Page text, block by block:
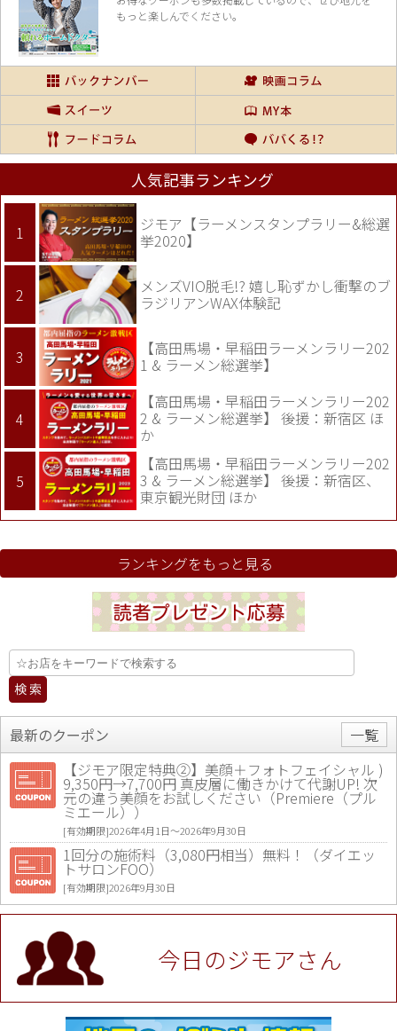
もっと楽しんでください。
人気記事ランキング
ジモア【ラーメンスタンプラリー&総選
挙2020】
メンズVIO脱毛!? 嬉し恥ずかし衝撃のブ
ラジリアンWAX体験記
【高田馬場・早稲田ラーメンラリー202
1 & ラーメン総選挙】
【高田馬場・早稲田ラーメンラリー202
2 & ラーメン総選挙】 後援：新宿区 ほ
か
【高田馬場・早稲田ラーメンラリー202
3 & ラーメン総選挙】 後援：新宿区、
東京観光財団 ほか
ランキングをもっと見る
最新のクーポン
一覧
【ジモア限定特典②】美顔＋フォトフェイシャル )
9,350円→7,700円 真皮層に働きかけて代謝UP! 次
元の違う美顔をお試しください（Premiere（プル
ミエール））
[有効期限]2026年4月1日〜2026年9月30日
1回分の施術料（3,080円相当）無料！（ダイエッ
トサロンFOO）
[有効期限]2026年9月30日
値段提示後「ジモア見た」で更に買い取り金額 U
P！※チケットと新品商品は除く（大黒屋 高田馬場
駅前店）
[有効期限]2026年9月30日
★ジモア限定特典★ お会計より全品5％OFF（ナチ
ュラル＆ハンドメイドショップ［マキマキ］）
[有効期限]2026年9月30日まで
今日のジモアさん